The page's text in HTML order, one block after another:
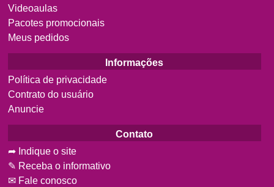
Videoaulas
Pacotes promocionais
Meus pedidos
Informações
Política de privacidade
Contrato do usuário
Anuncie
Contato
➦ Indique o site
✎ Receba o informativo
✉ Fale conosco